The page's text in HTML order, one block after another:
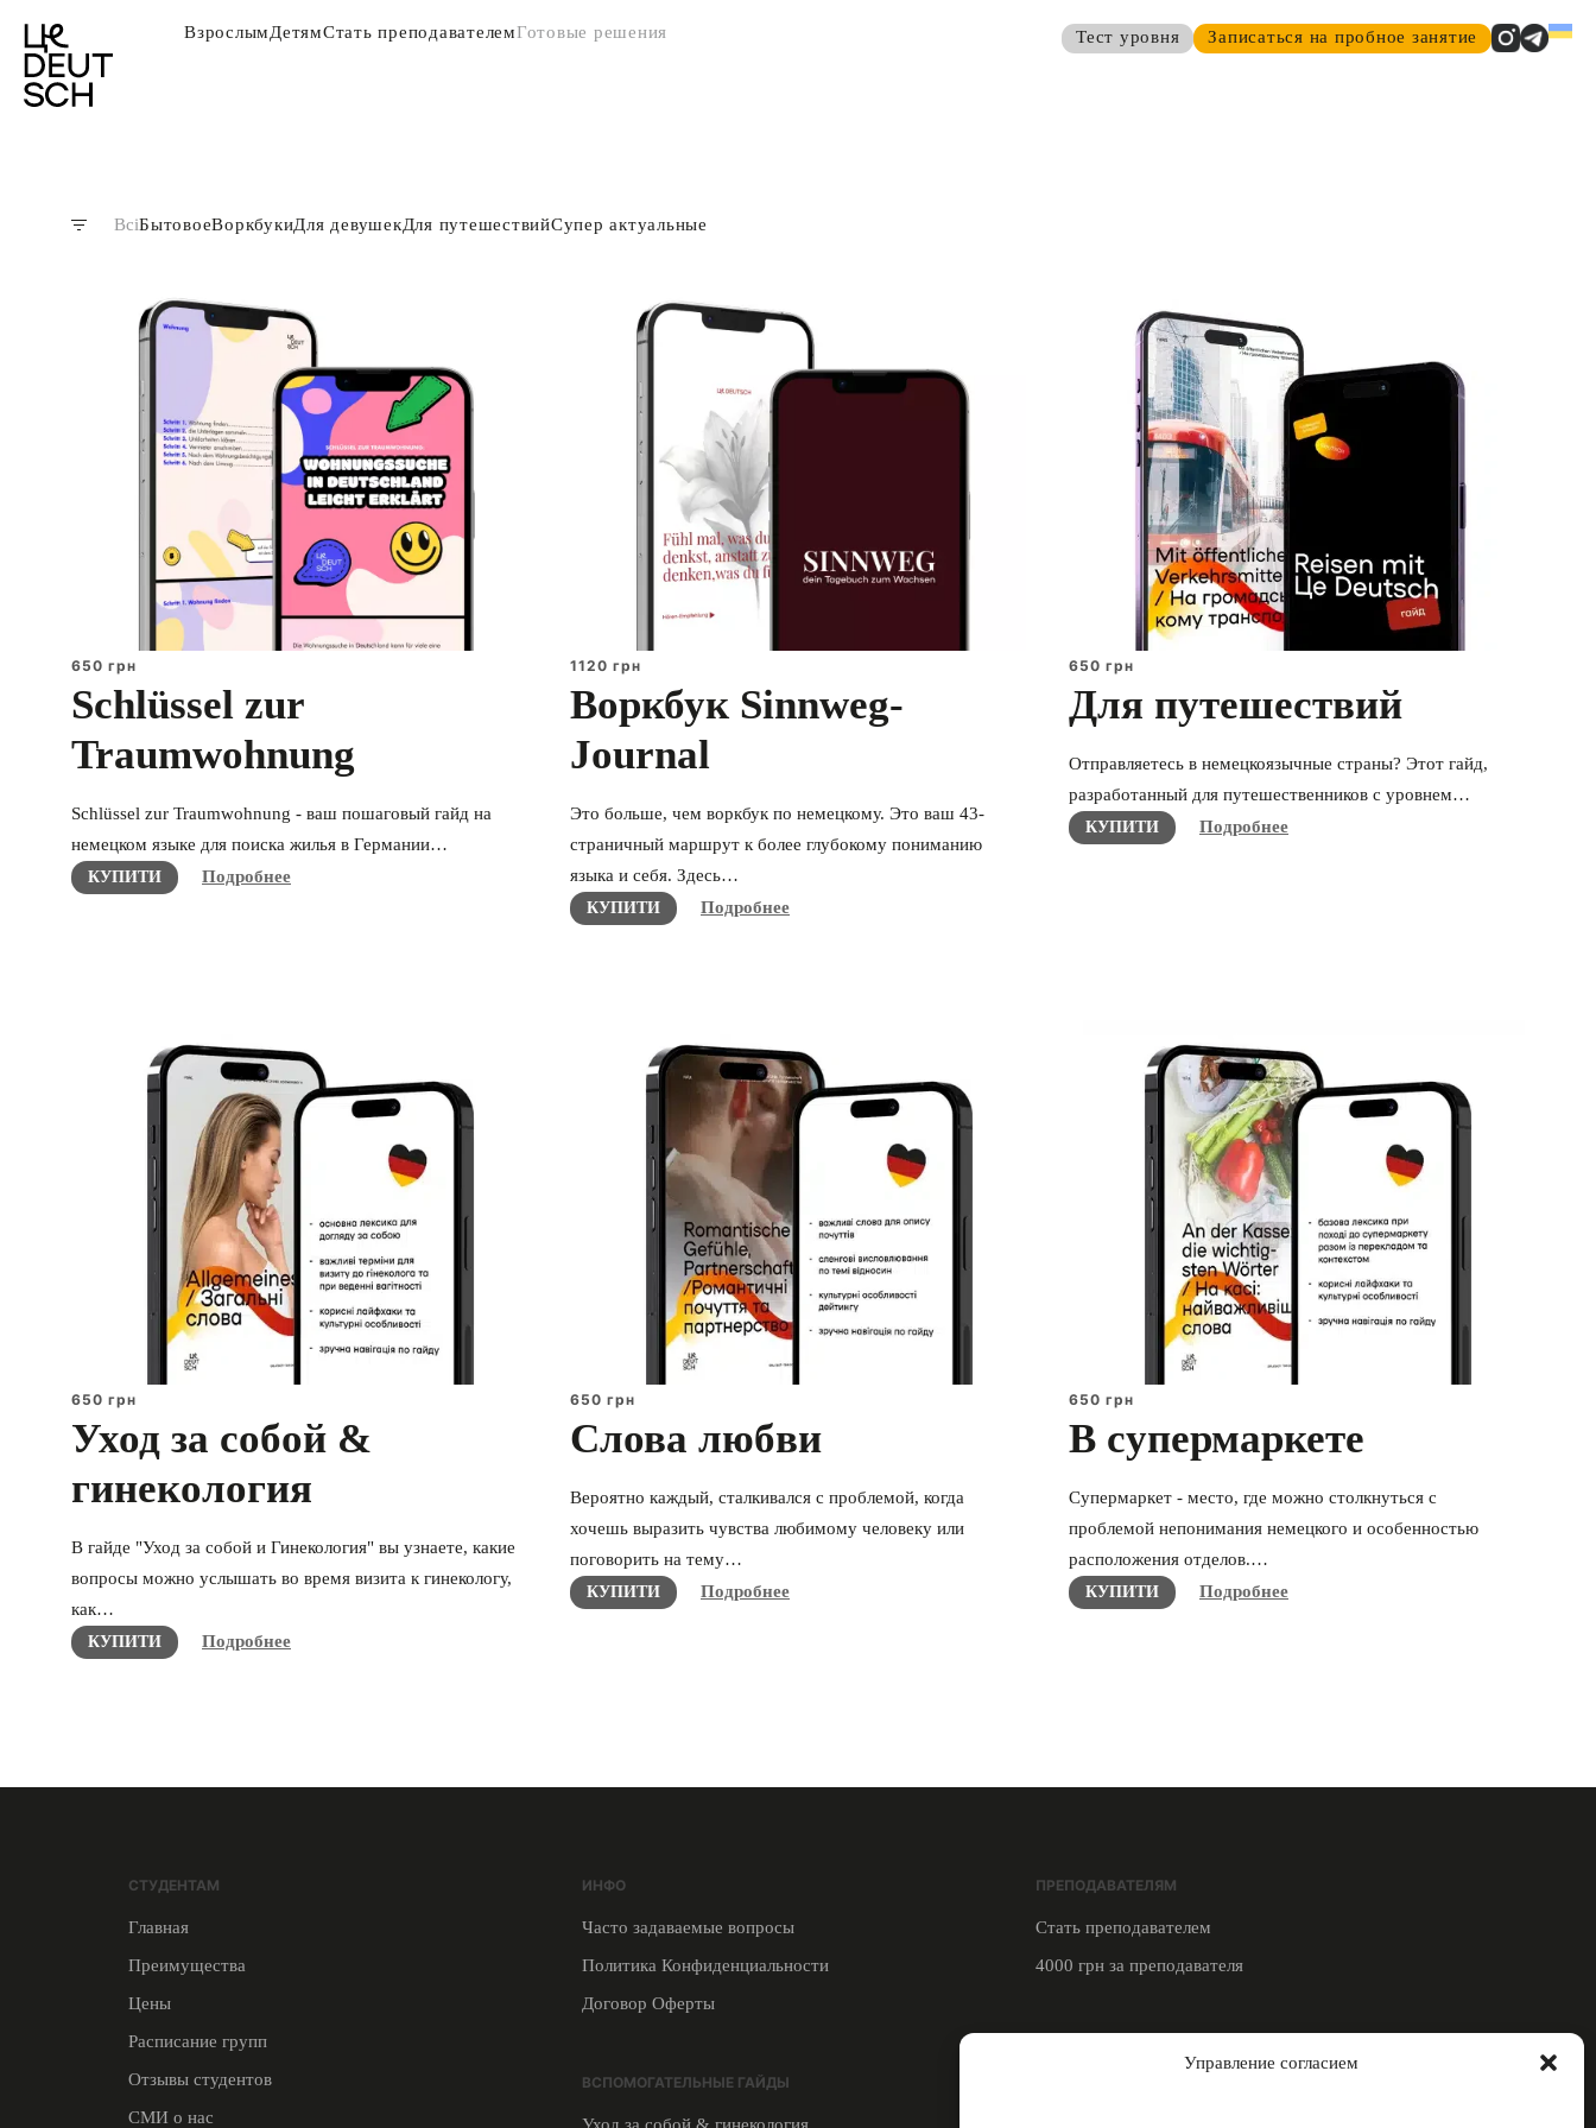
Управление согласием
ВзрослымДетямСтать преподавателемГотовые решения Тест уровня Записаться на пробное занятие
ВсіБытовоеВоркбукиДля девушекДля путешествийСупер актуальные
650 грн
Schlüssel zur
Traumwohnung
Schlüssel zur Traumwohnung - ваш пошаговый гайд на
немецком языке для поиска жилья в Германии…
КУПИТИ Подробнее
1120 грн
Воркбук Sinnweg-
Journal
Это больше, чем воркбук по немецкому. Это ваш 43-
страничный маршрут к более глубокому пониманию
языка и себя. Здесь…
КУПИТИ Подробнее
650 грн
Для путешествий
Отправляетесь в немецкоязычные страны? Этот гайд,
разработанный для путешественников с уровнем…
КУПИТИ Подробнее
650 грн
Уход за собой &
гинекология
В гайде "Уход за собой и Гинекология" вы узнаете, какие
вопросы можно услышать во время визита к гинекологу,
как…
КУПИТИ Подробнее
650 грн
Слова любви
Вероятно каждый, сталкивался с проблемой, когда
хочешь выразить чувства любимому человеку или
поговорить на тему…
КУПИТИ Подробнее
650 грн
В супермаркете
Супермаркет - место, где можно столкнуться с
проблемой непонимания немецкого и особенностью
расположения отделов.…
КУПИТИ Подробнее
СТУДЕНТАМ
Главная
Преимущества
Цены
Расписание групп
Отзывы студентов
СМИ о нас
ИНФО
Часто задаваемые вопросы
Политика Конфиденциальности
Договор Оферты
ВСПОМОГАТЕЛЬНЫЕ ГАЙДЫ
ПРЕПОДАВАТЕЛЯМ
Стать преподавателем
4000 грн за преподавателя